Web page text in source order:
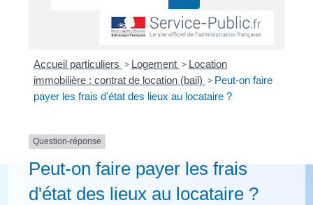
Accueil particuliers > Logement > Location
immobilière : contrat de location (bail) > Peut-on faire
payer les frais d'état des lieux au locataire ?
Question-réponse
Peut-on faire payer les frais
d'état des lieux au locataire ?